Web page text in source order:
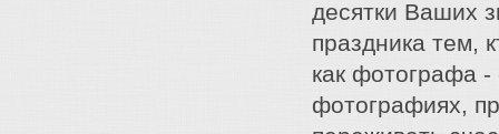
десятки Ваших
праздника тем,
как фотографа
фотографиях,